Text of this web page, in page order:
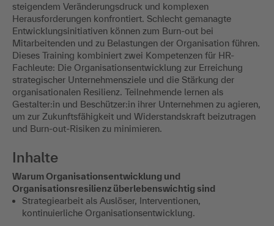
steigendem Veränderungsdruck und komplexen
Herausforderungen konfrontiert. Schlecht gemanagte
Entwicklungsinitiativen können zum Burn-out bei
Mitarbeitenden und zu Belastungen der Organisation führen.
Dieses Training kombiniert zwei Kompetenzen für HR-
Fachleute: Die Organisationsentwicklung zur Erreichung
strategischer Unternehmensziele und die Stärkung der
organisationalen Resilienz. Teilnehmende lernen als
Gestalter:in und Beschützer:in ihrer Unternehmen zu agieren,
um zur Zukunftsfähigkeit und Widerstandskraft beizutragen
und Burn-out-Risiken zu minimieren.
Inhalte
Warum Organisationsentwicklung und
Organisationsresilienz überlebenswichtig sind
Strategiearbeit als Auslöser, Interventionen,
kontinuierliche Organisationsentwicklung.